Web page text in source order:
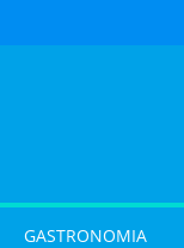
GASTRONOMIA